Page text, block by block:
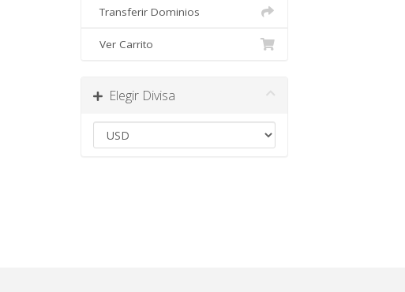
Transferir Dominios
Ver Carrito
Elegir Divisa